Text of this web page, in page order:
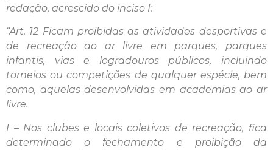
redação, acrescido do inciso I:
“Art. 12 Ficam proibidas as atividades desportivas e
de recreação ao ar livre em parques, parques
infantis, vias e logradouros públicos, incluindo
torneios ou competições de qualquer espécie, bem
como, aquelas desenvolvidas em academias ao ar
livre.
I – Nos clubes e locais coletivos de recreação, fica
determinado o fechamento e proibição da